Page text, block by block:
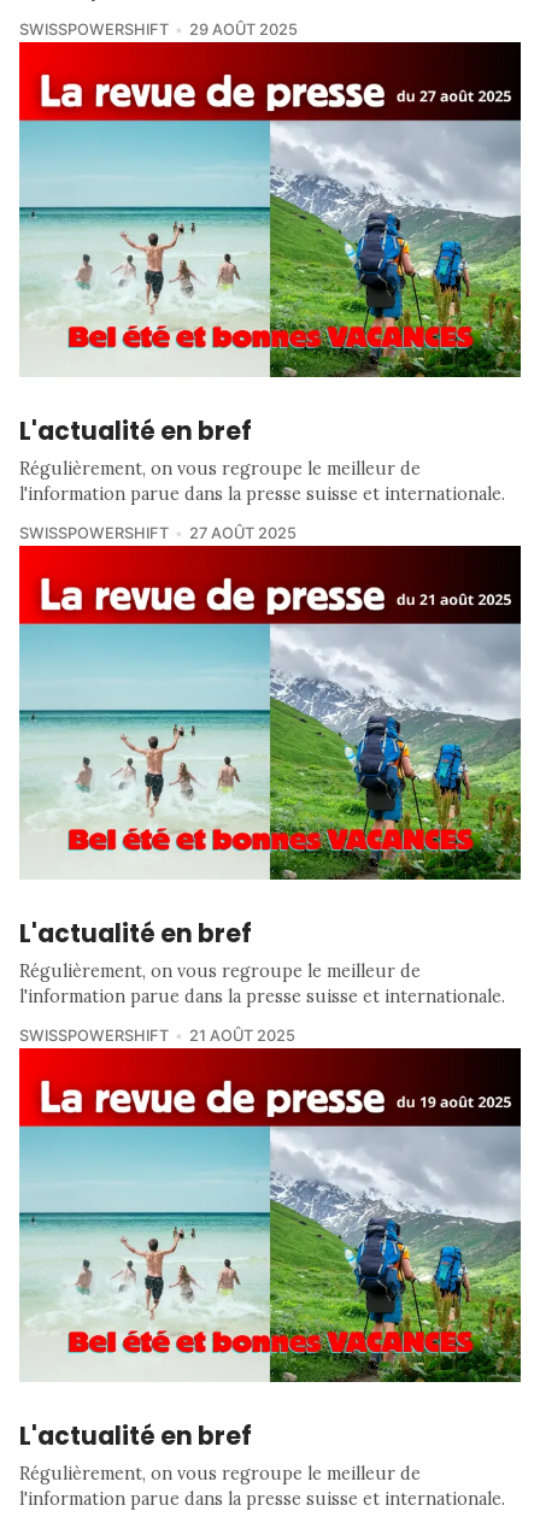
SWISSPOWERSHIFT 29 AOÛT 2025
L'actualité en bref
Régulièrement, on vous regroupe le meilleur de
l'information parue dans la presse suisse et internationale.
SWISSPOWERSHIFT 27 AOÛT 2025
L'actualité en bref
Régulièrement, on vous regroupe le meilleur de
l'information parue dans la presse suisse et internationale.
SWISSPOWERSHIFT 21 AOÛT 2025
L'actualité en bref
Régulièrement, on vous regroupe le meilleur de
l'information parue dans la presse suisse et internationale.